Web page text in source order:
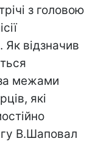
з головою
відзначив
межами
які
В.Шаповал